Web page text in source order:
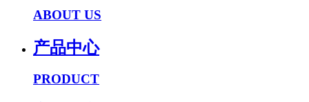
ABOUT US
产品中心
PRODUCT